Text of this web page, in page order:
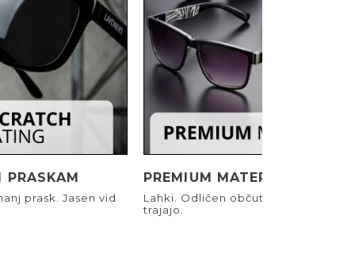
prask. Jasen vid
PREMIUM MATERIALI
Lahki. Odličen občutek. Narejeni,
trajajo.